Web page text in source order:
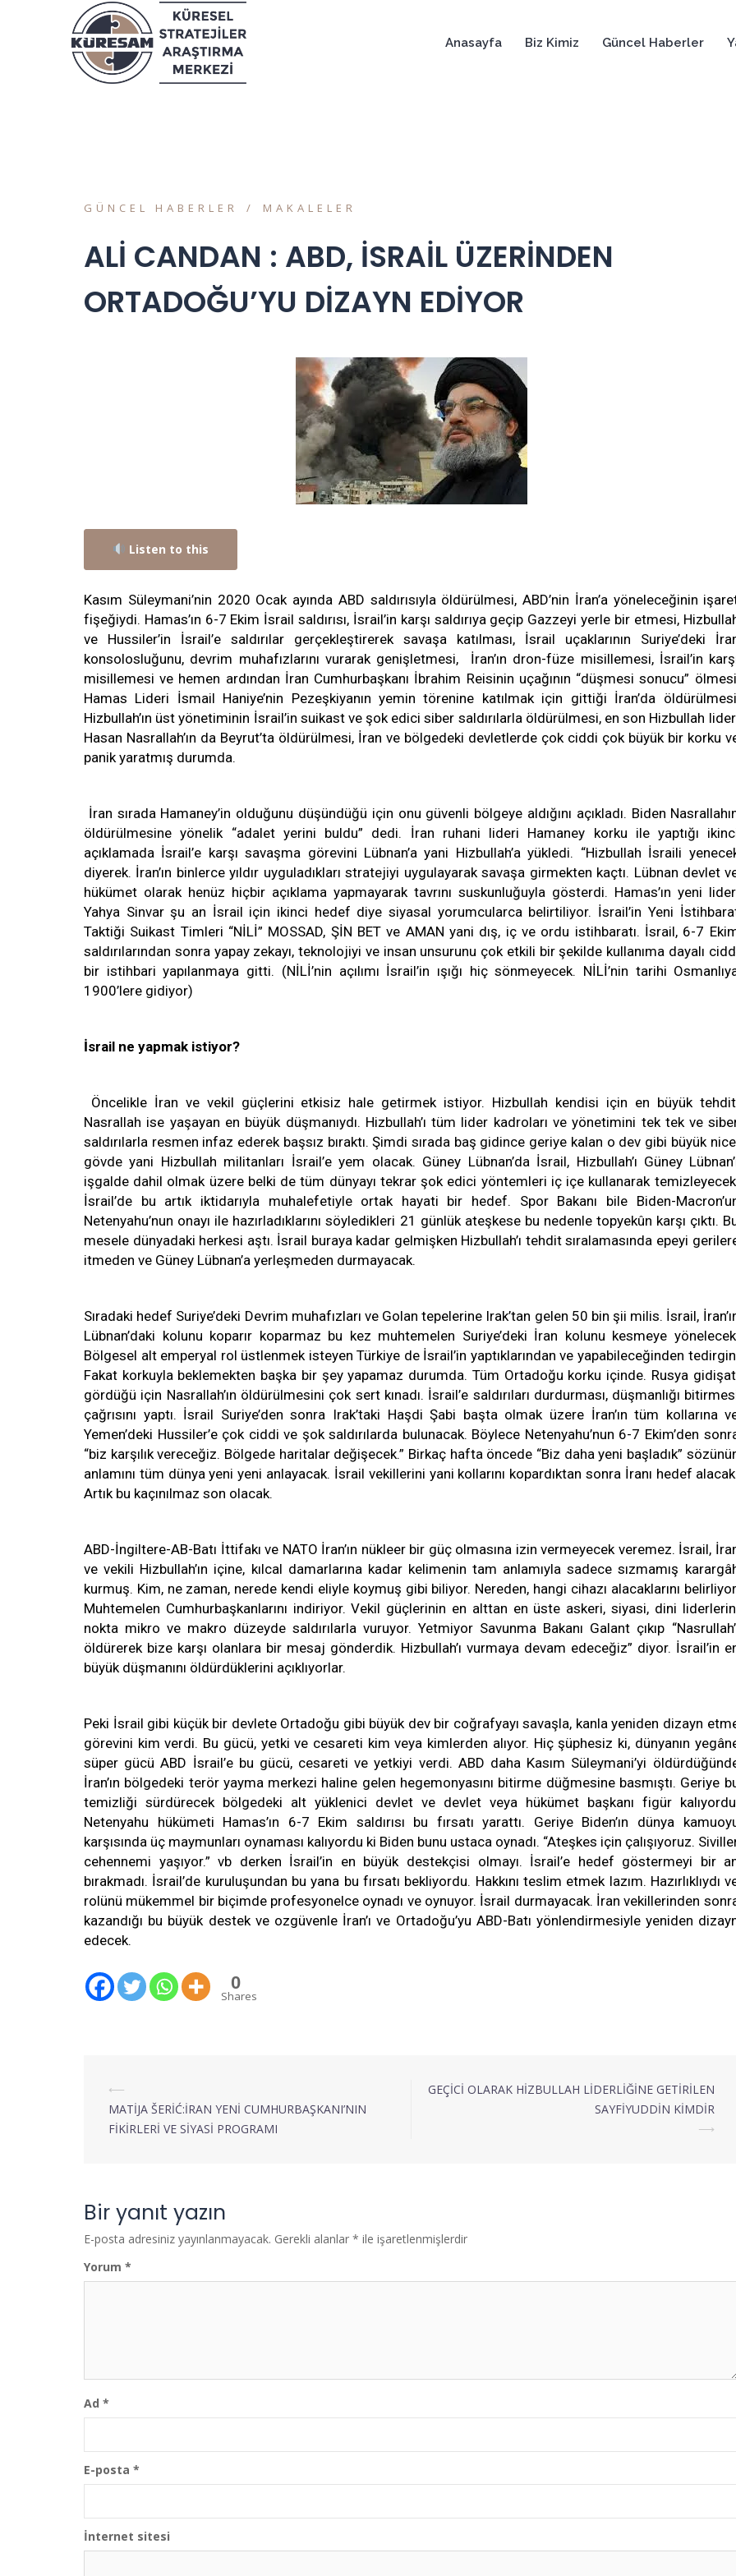
Anasayfa Biz Kimiz Güncel Haberler
GÜNCEL HABERLER MAKALELER
ALİ CANDAN : ABD, İSRAİL ÜZERİNDEN
ORTADOĞU’YU DİZAYN EDİYOR
Listen to this
Kasım Süleymani’nin 2020 Ocak ayında ABD saldırısıyla öldürülmesi, ABD’nin İran’a yöneleceğinin
fişeğiydi. Hamas’ın 6-7 Ekim İsrail saldırısı, İsrail’in karşı saldırıya geçip Gazzeyi yerle bir etmesi,
ve Hussiler’in İsrail’e saldırılar gerçekleştirerek savaşa katılması, İsrail uçaklarının Suriye’deki
konsolosluğunu, devrim muhafızlarını vurarak genişletmesi, İran’ın dron-füze misillemesi, İsrail’in
misillemesi ve hemen ardından İran Cumhurbaşkanı İbrahim Reisinin uçağının “düşmesi sonucu”
Hamas Lideri İsmail Haniye’nin Pezeşkiyanın yemin törenine katılmak için gittiği İran’da
Hizbullah’ın üst yönetiminin İsrail’in suikast ve şok edici siber saldırılarla öldürülmesi, en son Hizbullah
Hasan Nasrallah’ın da Beyrut’ta öldürülmesi, İran ve bölgedeki devletlerde çok ciddi çok büyük bir korku
panik yaratmış durumda.
İran sırada Hamaney’in olduğunu düşündüğü için onu güvenli bölgeye aldığını açıkladı. Biden
öldürülmesine yönelik “adalet yerini buldu” dedi. İran ruhani lideri Hamaney korku ile yaptığı
açıklamada İsrail’e karşı savaşma görevini Lübnan’a yani Hizbullah’a yükledi. “Hizbullah İsraili
diyerek. İran’ın binlerce yıldır uyguladıkları stratejiyi uygulayarak savaşa girmekten kaçtı. Lübnan devlet
hükümet olarak henüz hiçbir açıklama yapmayarak tavrını suskunluğuyla gösterdi. Hamas’ın yeni
Yahya Sinvar şu an İsrail için ikinci hedef diye siyasal yorumcularca belirtiliyor. İsrail’in Yeni
Taktiği Suikast Timleri “NİLİ” MOSSAD, ŞİN BET ve AMAN yani dış, iç ve ordu istihbaratı. İsrail, 6-7
saldırılarından sonra yapay zekayı, teknolojiyi ve insan unsurunu çok etkili bir şekilde kullanıma dayalı
bir istihbari yapılanmaya gitti. (NİLİ’nin açılımı İsrail’in ışığı hiç sönmeyecek. NİLİ’nin tarihi
1900’lere gidiyor)
İsrail ne yapmak istiyor?
Öncelikle İran ve vekil güçlerini etkisiz hale getirmek istiyor. Hizbullah kendisi için en büyük
Nasrallah ise yaşayan en büyük düşmanıydı. Hizbullah’ı tüm lider kadroları ve yönetimini tek tek ve
saldırılarla resmen infaz ederek başsız bıraktı. Şimdi sırada baş gidince geriye kalan o dev gibi büyük
gövde yani Hizbullah militanları İsrail’e yem olacak. Güney Lübnan’da İsrail, Hizbullah’ı Güney
işgalde dahil olmak üzere belki de tüm dünyayı tekrar şok edici yöntemleri iç içe kullanarak
İsrail’de bu artık iktidarıyla muhalefetiyle ortak hayati bir hedef. Spor Bakanı bile Biden-
Netenyahu’nun onayı ile hazırladıklarını söyledikleri 21 günlük ateşkese bu nedenle topyekûn karşı çıktı.
mesele dünyadaki herkesi aştı. İsrail buraya kadar gelmişken Hizbullah’ı tehdit sıralamasında epeyi
itmeden ve Güney Lübnan’a yerleşmeden durmayacak.
Sıradaki hedef Suriye’deki Devrim muhafızları ve Golan tepelerine Irak’tan gelen 50 bin şii milis. İsrail,
Lübnan’daki kolunu koparır koparmaz bu kez muhtemelen Suriye’deki İran kolunu kesmeye
Bölgesel alt emperyal rol üstlenmek isteyen Türkiye de İsrail’in yaptıklarından ve yapabileceğinden
Fakat korkuyla beklemekten başka bir şey yapamaz durumda. Tüm Ortadoğu korku içinde. Rusya
gördüğü için Nasrallah’ın öldürülmesini çok sert kınadı. İsrail’e saldırıları durdurması, düşmanlığı
çağrısını yaptı. İsrail Suriye’den sonra Irak’taki Haşdi Şabi başta olmak üzere İran’ın tüm kollarına
Yemen’deki Hussiler’e çok ciddi ve şok saldırılarda bulunacak. Böylece Netenyahu’nun 6-7 Ekim’den
“biz karşılık vereceğiz. Bölgede haritalar değişecek.” Birkaç hafta öncede “Biz daha yeni başladık”
anlamını tüm dünya yeni yeni anlayacak. İsrail vekillerini yani kollarını kopardıktan sonra İranı hedef
Artık bu kaçınılmaz son olacak.
ABD-İngiltere-AB-Batı İttifakı ve NATO İran’ın nükleer bir güç olmasına izin vermeyecek veremez. İsrail,
ve vekili Hizbullah’ın içine, kılcal damarlarına kadar kelimenin tam anlamıyla sadece sızmamış
kurmuş. Kim, ne zaman, nerede kendi eliyle koymuş gibi biliyor. Nereden, hangi cihazı alacaklarını
Muhtemelen Cumhurbaşkanlarını indiriyor. Vekil güçlerinin en alttan en üste askeri, siyasi, dini
nokta mikro ve makro düzeyde saldırılarla vuruyor. Yetmiyor Savunma Bakanı Galant çıkıp
öldürerek bize karşı olanlara bir mesaj gönderdik. Hizbullah’ı vurmaya devam edeceğiz” diyor. İsrail’in
büyük düşmanını öldürdüklerini açıklıyorlar.
Peki İsrail gibi küçük bir devlete Ortadoğu gibi büyük dev bir coğrafyayı savaşla, kanla yeniden dizayn
görevini kim verdi. Bu gücü, yetki ve cesareti kim veya kimlerden alıyor. Hiç şüphesiz ki, dünyanın
süper gücü ABD İsrail’e bu gücü, cesareti ve yetkiyi verdi. ABD daha Kasım Süleymani’yi
İran’ın bölgedeki terör yayma merkezi haline gelen hegemonyasını bitirme düğmesine basmıştı. Geriye
temizliği sürdürecek bölgedeki alt yüklenici devlet ve devlet veya hükümet başkanı figür
Netenyahu hükümeti Hamas’ın 6-7 Ekim saldırısı bu fırsatı yarattı. Geriye Biden’ın dünya
karşısında üç maymunları oynaması kalıyordu ki Biden bunu ustaca oynadı. “Ateşkes için çalışıyoruz.
cehennemi yaşıyor.” vb derken İsrail’in en büyük destekçisi olmayı. İsrail’e hedef göstermeyi bir
bırakmadı. İsrail’de kuruluşundan bu yana bu fırsatı bekliyordu. Hakkını teslim etmek lazım. Hazırlıklıydı
rolünü mükemmel bir biçimde profesyonelce oynadı ve oynuyor. İsrail durmayacak. İran vekillerinden
kazandığı bu büyük destek ve ozgüvenle İran’ı ve Ortadoğu’yu ABD-Batı yönlendirmesiyle yeniden
edecek.
0
Shares
⟵
MATİJA ŠERİĆ:İRAN YENİ CUMHURBAŞKANI’NIN
FİKİRLERİ VE SİYASİ PROGRAMI
GEÇİCİ OLARAK HİZBULLAH LİDERLİĞİNE GETİRİLEN
SAYFİYUDDİN KİMDİR
⟶
Bir yanıt yazın
E-posta adresiniz yayınlanmayacak. Gerekli alanlar * ile işaretlenmişlerdir
Yorum *
Ad *
E-posta *
İnternet sitesi